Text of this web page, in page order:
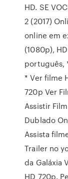
HD. SE
2 (2017)
online em
(1080p),
português,
* Ver filme
720p Ver
Assistir
Dublado
Assista
Trailer no
da Galáxia
HD 720p.